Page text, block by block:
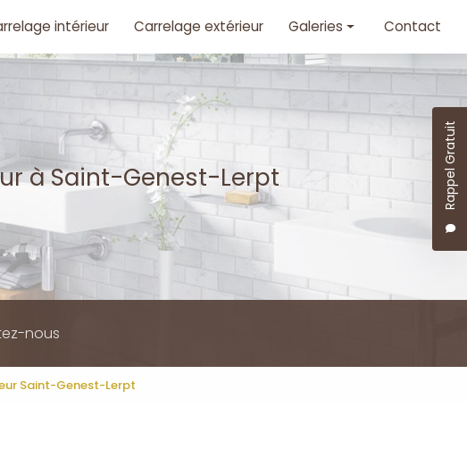
Rappel Gratuit
intérieur Carrelage extérieur Galeries
Carrelage intérieur
Carrelage extérieur
Contact
à Saint-Genest-Lerpt
nous
Saint-Genest-Lerpt